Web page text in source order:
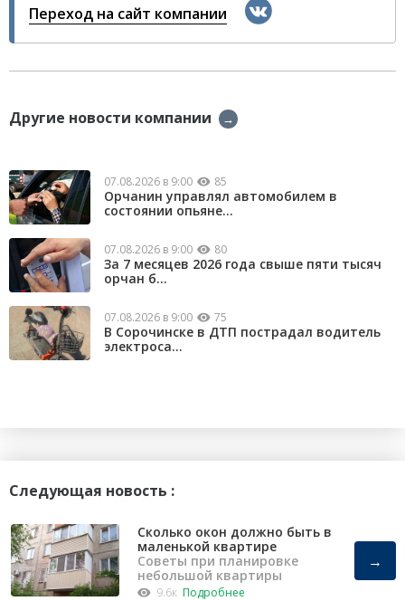
Переход на сайт компании
Другие новости компании →
07.08.2026 в 9:00 85
Орчанин управлял автомобилем в
состоянии опьяне...
07.08.2026 в 9:00 80
За 7 месяцев 2026 года свыше пяти тысяч
орчан б...
07.08.2026 в 9:00 75
В Сорочинске в ДТП пострадал водитель
электроса...
Следующая новость :
Сколько окон должно быть в
маленькой квартире
Советы при планировке
небольшой квартиры
9.6к Подробнее
→